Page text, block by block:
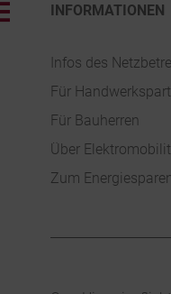
INFORMATIONEN
Infos des
Für
Für Bauherren
Über
Zum